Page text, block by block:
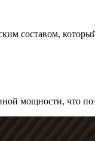
составом,
мощности, что